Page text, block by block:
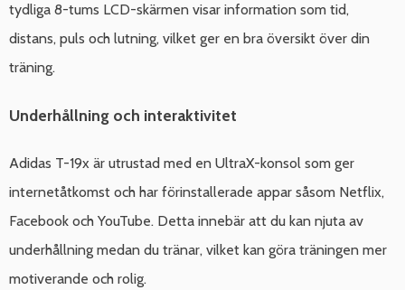
tydliga 8-tums LCD-skärmen visar information som tid,
distans, puls och lutning, vilket ger en bra översikt över din
träning.
Underhållning och interaktivitet
Adidas T-19x är utrustad med en UltraX-konsol som ger
internetåtkomst och har förinstallerade appar såsom Netflix,
Facebook och YouTube. Detta innebär att du kan njuta av
underhållning medan du tränar, vilket kan göra träningen mer
motiverande och rolig.